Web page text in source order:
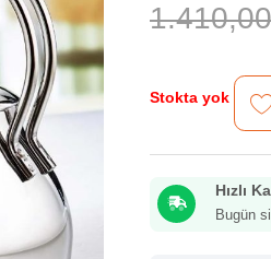
Stokta yok
Hızlı
Bugün